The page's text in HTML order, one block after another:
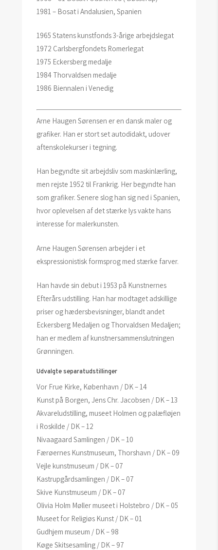
1981 – Bosat i Andalusien, Spanien
1965 Statens kunstfonds 3-årige arbejdslegat
1972 Carlsbergfondets Romerlegat
1975 Eckersberg medalje
1984 Thorvaldsen medalje
1986 Biennalen i Venedig
Arne Haugen Sørensen er en dansk maler og
grafiker. Han er stort set autodidakt, udover
aftenskolekurser i tegning.
Han begyndte sit arbejdsliv som maskinlærling,
men rejste 1952 til Frankrig. Her begyndte han
som grafiker. Senere slog han sig ned i Spanien,
hvor oplevelsen af det stærke lys vakte hans
interesse for malerkunsten.
Arne Haugen Sørensen arbejder i et
ekspressionistisk formsprog med stærke farver.
Han havde sin debut i 1953 på Kunstnernes
Efterårs udstilling. Han har modtaget adskillige
priser og hædersbevisninger, blandt andet
Eckersberg Medaljen og Thorvaldsen Medaljen;
han er medlem af kunstnersammenslutningen
Grønningen.
Udvalgte separatudstillinger
Vor Frue Kirke, København / DK – 14
Kunst på Borgen, Jens Chr. Jacobsen / DK – 13
Akvareludstilling, museet Holmen og palæfløjen
i Roskilde / DK – 12
Nivaagaard Samlingen / DK – 10
Færøernes Kunstmuseum, Thorshavn / DK – 09
Vejle kunstmuseum / DK – 07
Kastrupgårdsamlingen / DK – 07
Skive Kunstmuseum / DK – 07
Olivia Holm Møller museet i Holstebro / DK – 05
Museet for Religiøs Kunst / DK – 01
Gudhjem museum / DK – 98
Køge Skitsesamling / DK – 97